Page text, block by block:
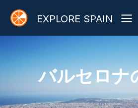
を
プ
EXPLORE SPAIN
バルセロナ